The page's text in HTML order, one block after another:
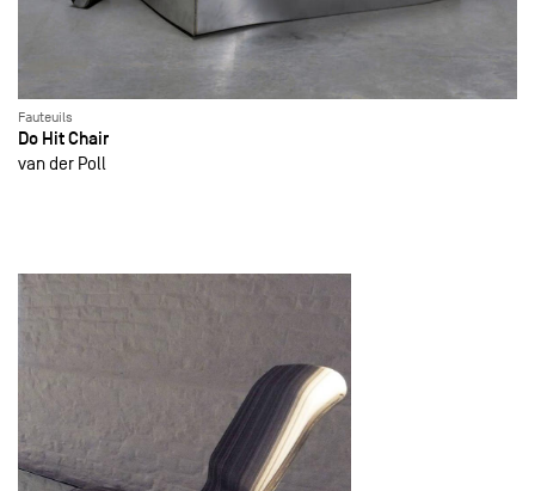
Fauteuils
Do Hit Chair
van der Poll